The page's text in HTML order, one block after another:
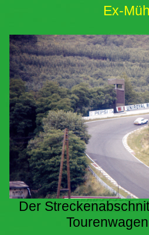
Ex-
Der